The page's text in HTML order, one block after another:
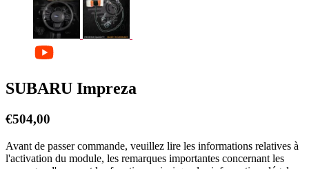
SUBARU Impreza
€504,00
Avant de passer commande, veuillez lire les informations relatives à
l'activation du module, les remarques importantes concernant les